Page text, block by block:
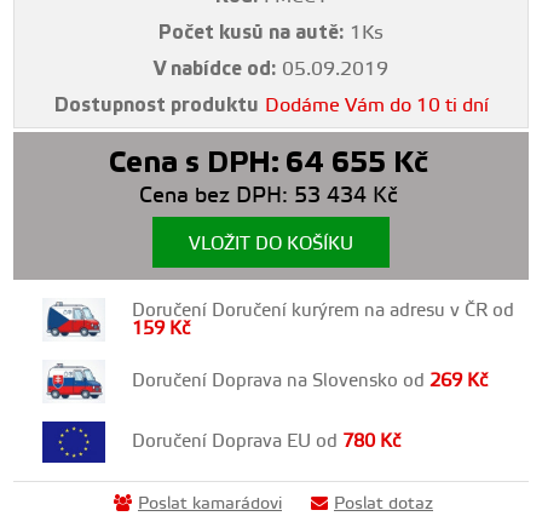
Počet kusů na autě: 1Ks
V nabídce od: 05.09.2019
Dostupnost produktu Dodáme Vám do 10 ti dní
Cena s DPH: 64 655 Kč
Cena bez DPH: 53 434 Kč
VLOŽIT DO KOŠÍKU
Doručení Doručení kurýrem na adresu v ČR od
159 Kč
Doručení Doprava na Slovensko od269 Kč
Doručení Doprava EU od 780 Kč
Poslat kamarádovi Poslat dotaz